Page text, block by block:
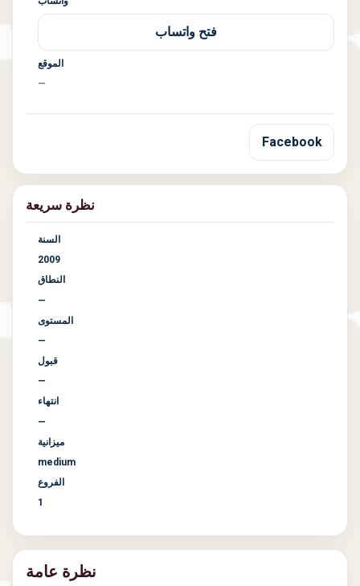
فتح واتساب
الموقع
—
Facebook
نظرة سريعة
السنة
2009
النطاق
—
المستوى
—
قبول
—
انتهاء
—
ميزانية
medium
الفروع
1
نظرة عامة